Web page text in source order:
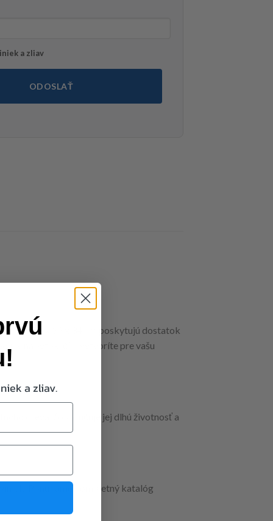
a zliav
ODOSLAŤ
73 x 36 x 34 cm poskytujú dostatok
iný nábytok, čím vytvoríte pre vašu
dreva, čo zaručuje jej dlhú životnosť a
Ponúkame kompletný katalóg
a zliav.